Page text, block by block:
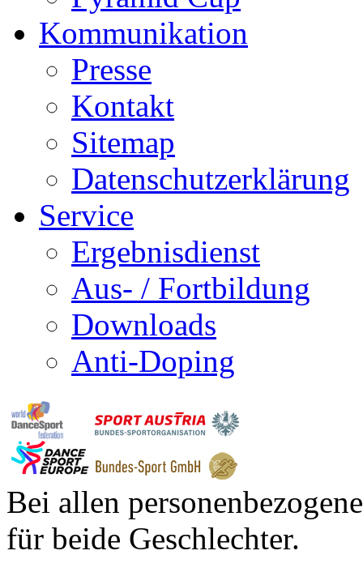
Kommunikation
Presse
Kontakt
Sitemap
Datenschutzerklärung
Service
Ergebnisdienst
Aus- / Fortbildung
Downloads
Anti-Doping
Bei allen
für beide Geschlechter.